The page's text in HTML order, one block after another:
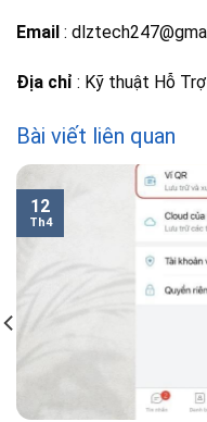
Email :
Địa chỉ : Kỹ thuật Hỗ
Bài viết liên quan
12
Th4